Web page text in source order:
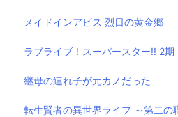
メイドインアビス 烈日の黄金郷
ラブライブ！スーパースター!! 2期
継母の連れ子が元カノだった
転生賢者の異世界ライフ ～第二の